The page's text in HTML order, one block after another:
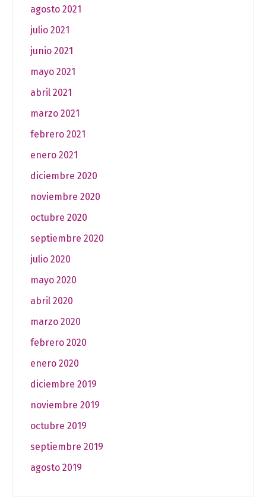
agosto 2021
julio 2021
junio 2021
mayo 2021
abril 2021
marzo 2021
febrero 2021
enero 2021
diciembre 2020
noviembre 2020
octubre 2020
septiembre 2020
julio 2020
mayo 2020
abril 2020
marzo 2020
febrero 2020
enero 2020
diciembre 2019
noviembre 2019
octubre 2019
septiembre 2019
agosto 2019